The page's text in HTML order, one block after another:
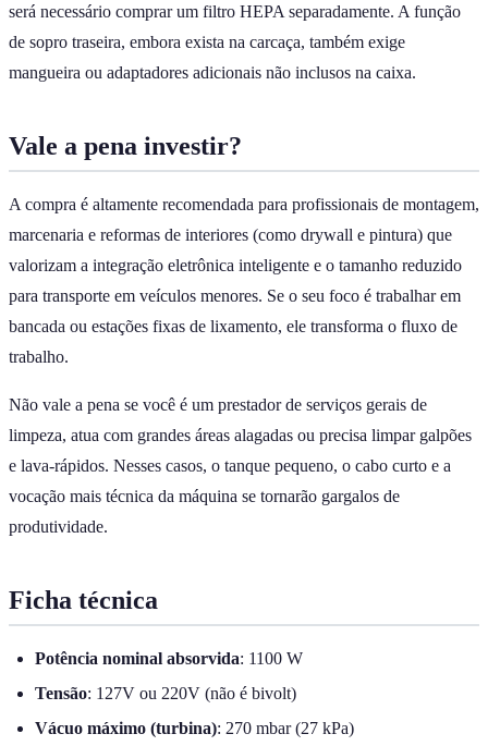
será necessário comprar um filtro HEPA separadamente. A função
de sopro traseira, embora exista na carcaça, também exige
mangueira ou adaptadores adicionais não inclusos na caixa.
Vale a pena investir?
A compra é altamente recomendada para profissionais de montagem,
marcenaria e reformas de interiores (como drywall e pintura) que
valorizam a integração eletrônica inteligente e o tamanho reduzido
para transporte em veículos menores. Se o seu foco é trabalhar em
bancada ou estações fixas de lixamento, ele transforma o fluxo de
trabalho.
Não vale a pena se você é um prestador de serviços gerais de
limpeza, atua com grandes áreas alagadas ou precisa limpar galpões
e lava-rápidos. Nesses casos, o tanque pequeno, o cabo curto e a
vocação mais técnica da máquina se tornarão gargalos de
produtividade.
Ficha técnica
Potência nominal absorvida: 1100 W
Tensão: 127V ou 220V (não é bivolt)
Vácuo máximo (turbina): 270 mbar (27 kPa)